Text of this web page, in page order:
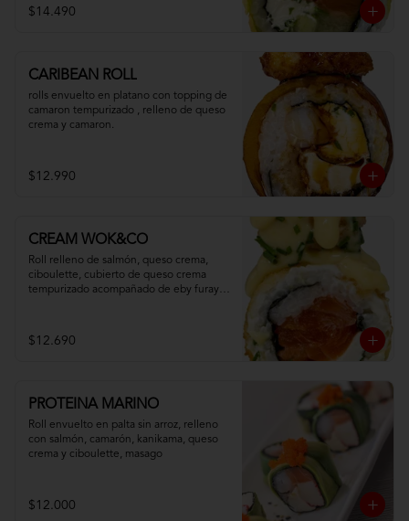
$14.490
CARIBEAN ROLL
rolls envuelto en platano con topping de
camaron tempurizado , relleno de queso
crema y camaron.
$12.990
CREAM WOK&CO
Roll relleno de salmón, queso crema,
ciboulette, cubierto de queso crema
tempurizado acompañado de eby furay y
$12.690
PROTEINA MARINO
Roll envuelto en palta sin arroz, relleno
con salmón, camarón, kanikama, queso
crema y ciboulette, masago
$12.000